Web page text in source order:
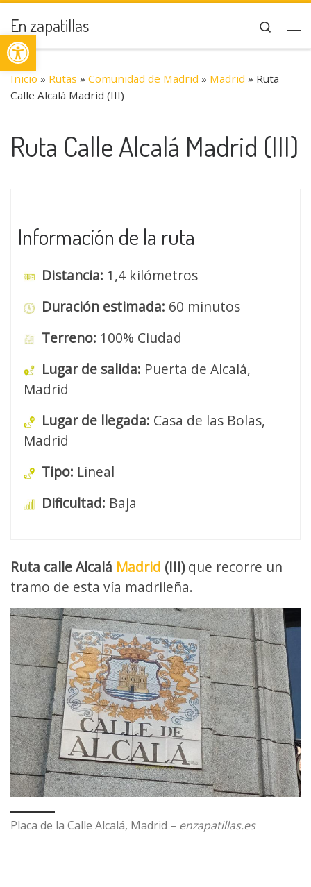
Abrir barra de herramientas
Saltar al contenido
En zapatillas
Search
Inicio » Rutas » Comunidad de Madrid » Madrid » Ruta
Calle Alcalá Madrid (III)
Ruta Calle Alcalá Madrid (III)
Información de la ruta
Distancia: 1,4 kilómetros
Duración estimada: 60 minutos
Terreno: 100% Ciudad
Lugar de salida: Puerta de Alcalá,
Madrid
Lugar de llegada: Casa de las Bolas,
Madrid
Tipo: Lineal
Dificultad: Baja
Ruta calle Alcalá Madrid (III)que recorre un
tramo de esta vía madrileña.
Placa de la Calle Alcalá, Madrid – enzapatillas.es